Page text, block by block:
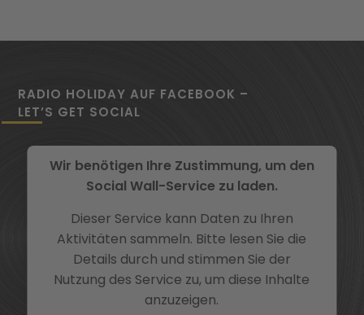
RADIO HOLIDAY AUF FACEBOOK –
LET’S GET SOCIAL
Wir benötigen Ihre Zustimmung, um den
Social Wall-Service zu laden.
Dieser Service kann Daten zu Ihren
Aktivitäten sammeln. Bitte lesen Sie die
Details durch und stimmen Sie der
Nutzung des Service zu, um diese Inhalte
anzuzeigen.